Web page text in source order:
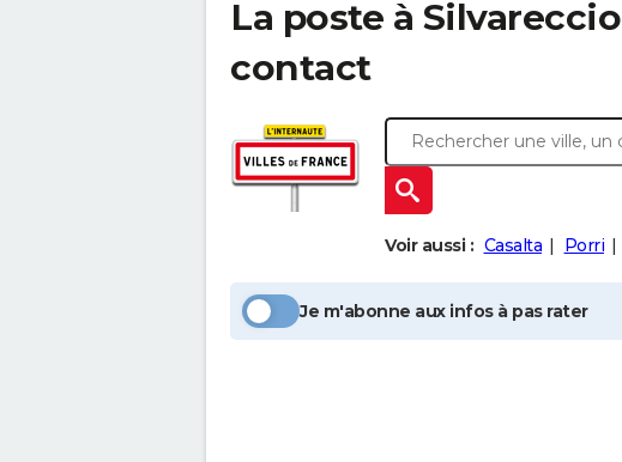
La poste à Silvareccio
contact
Voir aussi : Casalta Porri
Je m'abonne aux infos à pas rater